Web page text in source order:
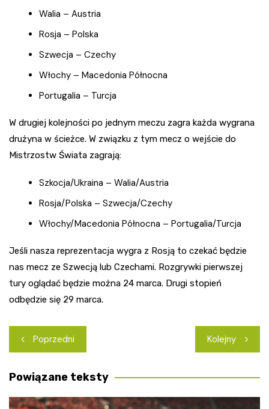
Walia – Austria
Rosja – Polska
Szwecja – Czechy
Włochy – Macedonia Północna
Portugalia – Turcja
W drugiej kolejności po jednym meczu zagra każda wygrana
drużyna w ścieżce. W związku z tym mecz o wejście do
Mistrzostw Świata zagrają:
Szkocja/Ukraina – Walia/Austria
Rosja/Polska – Szwecja/Czechy
Włochy/Macedonia Północna – Portugalia/Turcja
Jeśli nasza reprezentacja wygra z Rosją to czekać będzie
nas mecz ze Szwecją lub Czechami. Rozgrywki pierwszej
tury oglądać będzie można 24 marca. Drugi stopień
odbędzie się 29 marca.
Nawigacja
wpisu
Poprzedni Kolejny
Powiązane teksty